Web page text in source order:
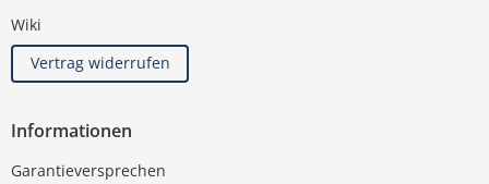
Wiki
Vertrag widerrufen
Informationen
Garantieversprechen